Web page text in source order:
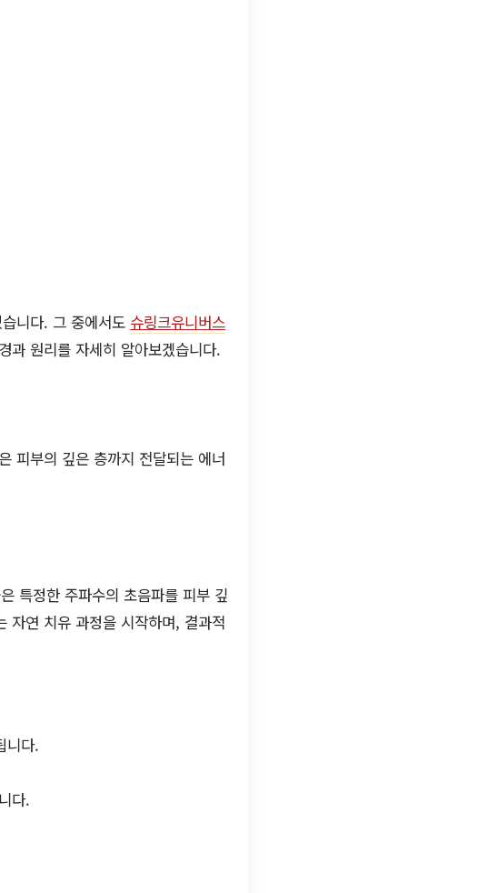
니다. 그 중에서도 슈링크유니버스
과 원리를 자세히 알아보겠습니다.
피부의 깊은 층까지 전달되는 에너
특정한 주파수의 초음파를 피부 깊
자연 치유 과정을 시작하며, 결과적
니다.
다.